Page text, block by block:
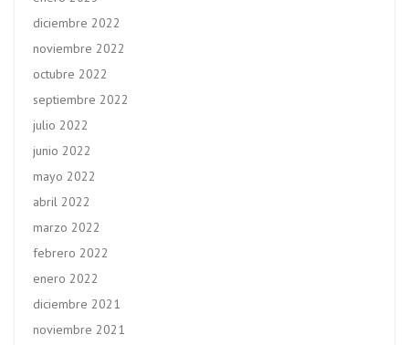
diciembre 2022
noviembre 2022
octubre 2022
septiembre 2022
julio 2022
junio 2022
mayo 2022
abril 2022
marzo 2022
febrero 2022
enero 2022
diciembre 2021
noviembre 2021